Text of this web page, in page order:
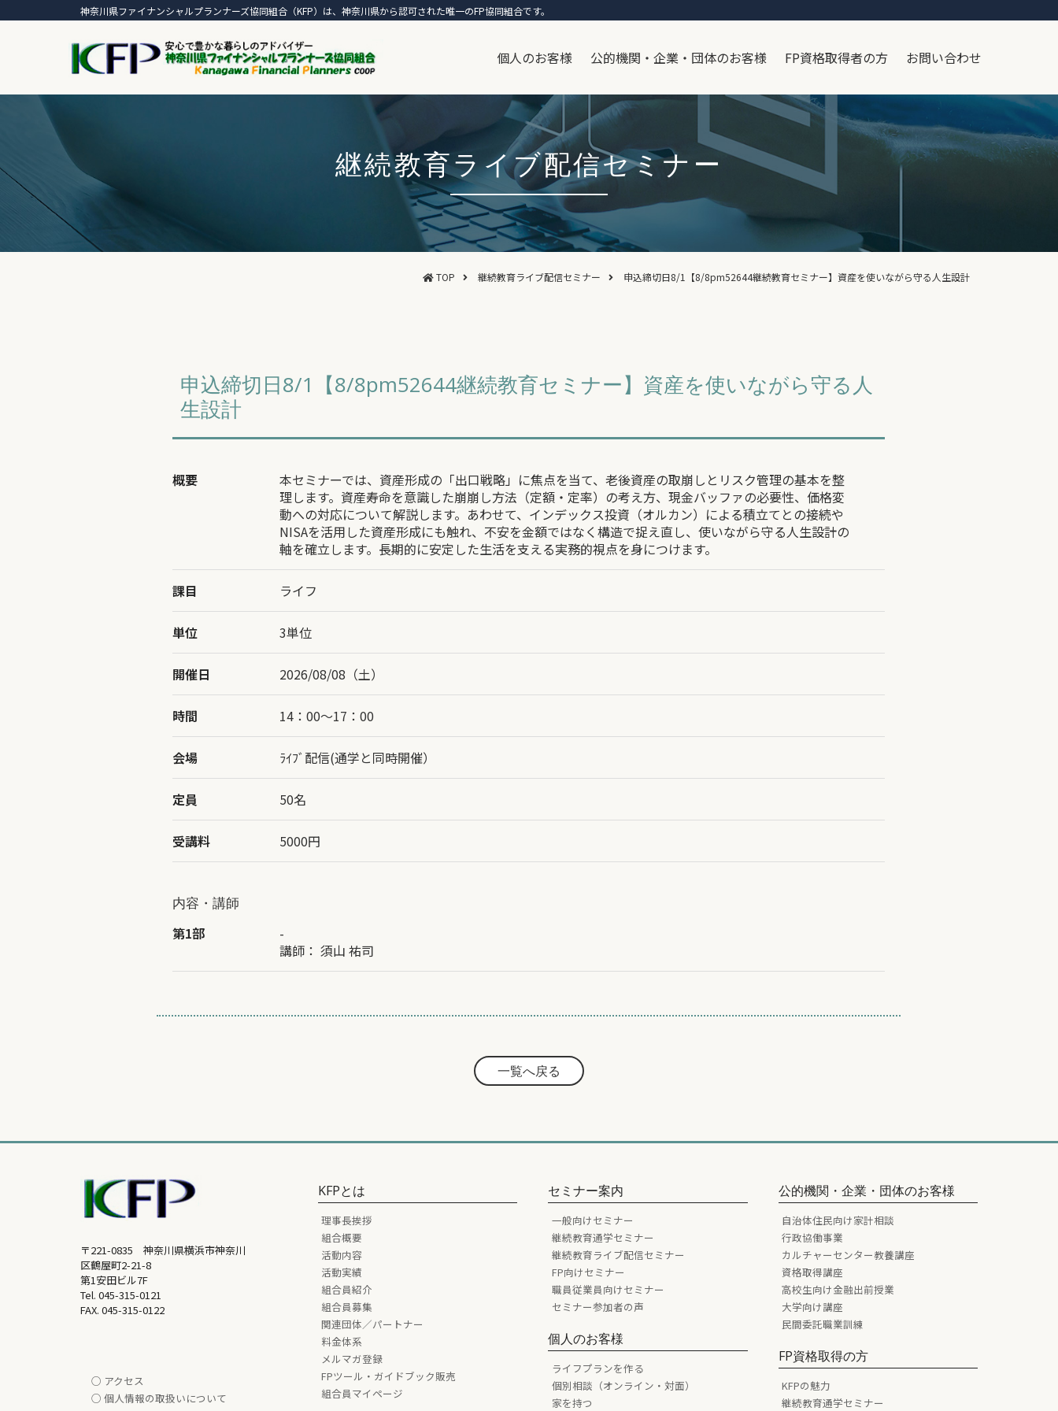
神奈川県ファイナンシャルプランナーズ協同組合（KFP）は、神奈川県から認可された唯一のFP協同組合です。
個人のお客様 公的機関・企業・団体のお客様 FP資格取得者の方 お問い合わせ
継続教育ライブ配信セミナー
TOP 継続教育ライブ配信セミナー 申込締切日8/1【8/8pm52644継続教育セミナー】資産を使いながら守る人生設計
申込締切日8/1【8/8pm52644継続教育セミナー】資産を使いながら守る人
生設計
概要
本セミナーでは、資産形成の「出口戦略」に焦点を当て、老後資産の取崩しとリスク管理の基本を整
理します。資産寿命を意識した崩崩し方法（定額・定率）の考え方、現金バッファの必要性、価格変
動への対応について解説します。あわせて、インデックス投資（オルカン）による積立てとの接続や
NISAを活用した資産形成にも触れ、不安を金額ではなく構造で捉え直し、使いながら守る人生設計の
軸を確立します。長期的に安定した生活を支える実務的視点を身につけます。
課目 ライフ
単位 3単位
開催日 2026/08/08（土）
時間 14：00〜17：00
会場 ﾗｲﾌﾞ配信(通学と同時開催）
定員 50名
受講料 5000円
内容・講師
第1部
-
講師：須山 祐司
一覧へ戻る
〒221-0835 神奈川県横浜市神奈川
区鶴屋町2-21-8
第1安田ビル7F
Tel. 045-315-0121
FAX. 045-315-0122
○ アクセス
○ 個人情報の取扱いについて
KFPとは
理事長挨拶
組合概要
活動内容
活動実績
組合員紹介
組合員募集
関連団体／パートナー
料金体系
メルマガ登録
FPツール・ガイドブック販売
組合員マイページ
セミナー案内
一般向けセミナー
継続教育通学セミナー
継続教育ライブ配信セミナー
FP向けセミナー
職員従業員向けセミナー
セミナー参加者の声
個人のお客様
ライフプランを作る
個別相談（オンライン・対面）
家を持つ
公的機関・企業・団体のお客様
自治体住民向け家計相談
行政協働事業
カルチャーセンター教養講座
資格取得講座
高校生向け金融出前授業
大学向け講座
民間委託職業訓練
FP資格取得の方
KFPの魅力
継続教育通学セミナー